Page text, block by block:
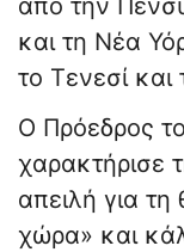
από την
και τη Νέα
το Τενεσί
Ο Πρόεδρος
χαρακτήρισε
απειλή για τη
χώρα» και